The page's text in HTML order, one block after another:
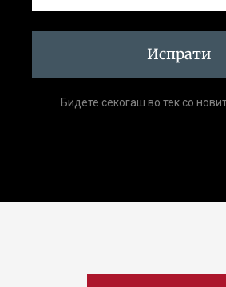
Испрати
Бидете секогаш во тек со